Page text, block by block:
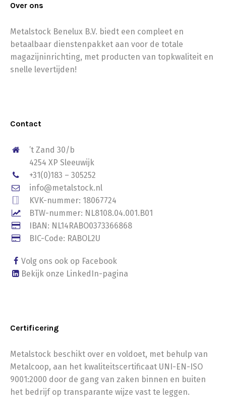
Over ons
Metalstock Benelux B.V. biedt een compleet en
betaalbaar dienstenpakket aan voor de totale
magazijninrichting, met producten van topkwaliteit en
snelle levertijden!
Contact
’t Zand 30/b
4254 XP Sleeuwijk
+31(0)183 – 305252
info@metalstock.nl
KVK-nummer: 18067724
BTW-nummer: NL8108.04.001.B01
IBAN: NL14RABO0373366868
BIC-Code: RABOL2U
Volg ons ook op Facebook
Bekijk onze LinkedIn-pagina
Certificering
Metalstock beschikt over en voldoet, met behulp van
Metalcoop, aan het kwaliteitscertificaat UNI-EN-ISO
9001:2000 door de gang van zaken binnen en buiten
het bedrijf op transparante wijze vast te leggen.